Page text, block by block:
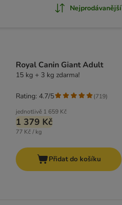
Nejprodávanější
Royal Canin Giant Adult
15 kg + 3 kg zdarma!
jednotlivě 1 659 Kč
1 379 Kč
77 Kč / kg
Rating: 4.7/5 (719)
Přidat do košíku